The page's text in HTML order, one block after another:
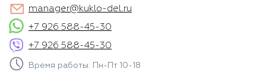
manager@kuklo-del.ru
+7 926 588-45-30
+7 926 588-45-30
Время работы: Пн-Пт 10-18